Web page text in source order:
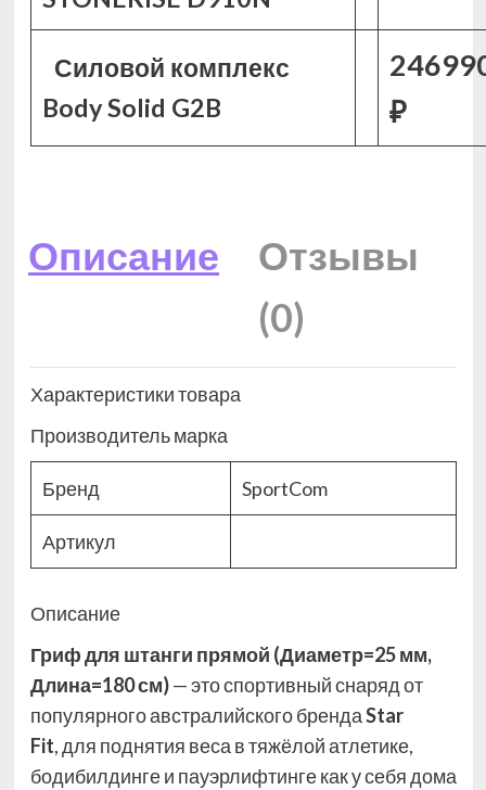
Силовой комплекс
Body Solid G2B
₽
Описание
Отзывы
(0)
Характеристики товара
Производитель марка
Бренд SportCom
Артикул
Описание
Гриф для штанги прямой (Диаметр=25 мм,
Длина=180 см)— это спортивный снарядот
популярного австралийского брендаStar
Fit,для поднятия веса в тяжёлой атлетике,
бодибилдинге и пауэрлифтинге как у себя дома